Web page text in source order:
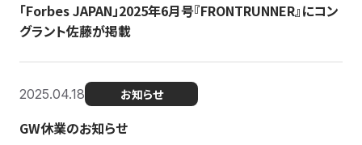
「Forbes JAPAN」2025年6月号『FRONTRUNNER』にコン
グラント佐藤が掲載
2025.04.18 お知らせ
GW休業のお知らせ